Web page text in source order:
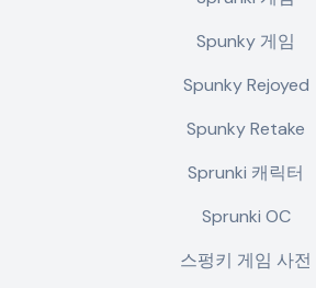
Spunky 게임
Spunky Rejoyed
Spunky Retake
Sprunki 캐릭터
Sprunki OC
스펑키 게임 사전